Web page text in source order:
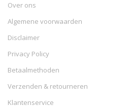
Over ons
Algemene voorwaarden
Disclaimer
Privacy Policy
Betaalmethoden
Verzenden & retourneren
Klantenservice